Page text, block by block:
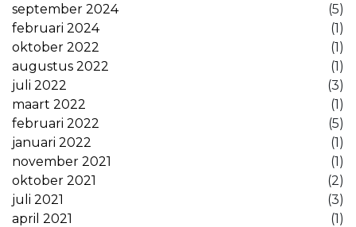
september 2024
(5)
februari 2024
(1)
oktober 2022
(1)
augustus 2022
(1)
juli 2022
(3)
maart 2022
(1)
februari 2022
(5)
januari 2022
(1)
november 2021
(1)
oktober 2021
(2)
juli 2021
(3)
april 2021
(1)